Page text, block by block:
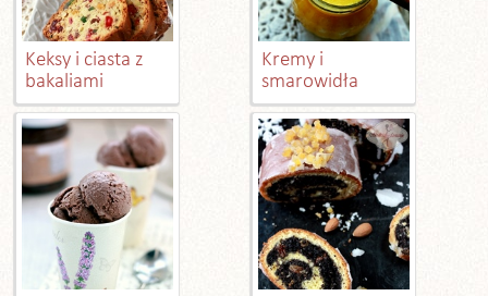
Keksy i ciasta z
bakaliami
Kremy i
smarowidła